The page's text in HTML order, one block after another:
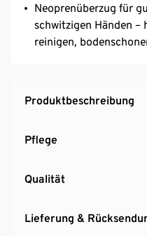
Neoprenüberzug für
schwitzigen Händen –
reinigen,
Produktbeschreibung
Pflege
Qualität
Lieferung &